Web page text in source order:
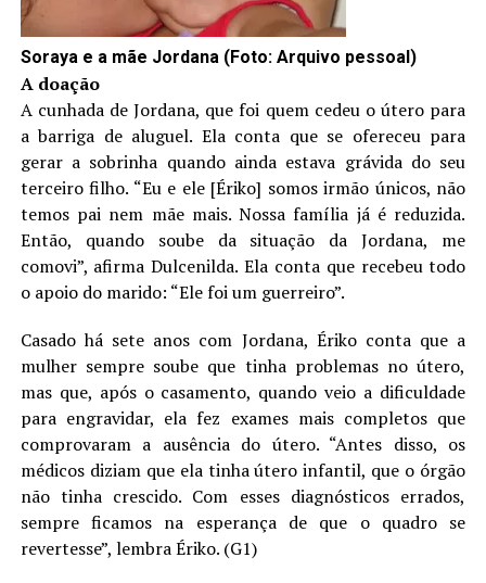
Soraya e a mãe Jordana (Foto: Arquivo pessoal)
A doação
A cunhada de Jordana, que foi quem cedeu o útero para
a barriga de aluguel. Ela conta que se ofereceu para
gerar a sobrinha quando ainda estava grávida do seu
terceiro filho. “Eu e ele [Ériko] somos irmão únicos, não
temos pai nem mãe mais. Nossa família já é reduzida.
Então, quando soube da situação da Jordana, me
comovi”, afirma Dulcenilda. Ela conta que recebeu todo
o apoio do marido: “Ele foi um guerreiro”.
Casado há sete anos com Jordana, Ériko conta que a
mulher sempre soube que tinha problemas no útero,
mas que, após o casamento, quando veio a dificuldade
para engravidar, ela fez exames mais completos que
comprovaram a ausência do útero. “Antes disso, os
médicos diziam que ela tinha útero infantil, que o órgão
não tinha crescido. Com esses diagnósticos errados,
sempre ficamos na esperança de que o quadro se
revertesse”, lembra Ériko. (G1)